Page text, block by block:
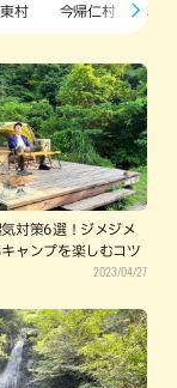
東村 今帰仁村 本部
対策6選！ジメジメ
キャンプを楽しむコツ
2023/04/27